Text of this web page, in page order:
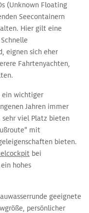
(Unknown Floating
Seecontainern
Hier gilt eine
eignen sich eher
Fahrtenyachten,
ein wichtiger
Jahren immer
viel Platz bieten
mit
bieten.
bei
hohes
geeignete
persönlicher